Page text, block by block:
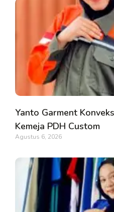
Yanto Garment
Kemeja PDH Custom
Agustus 6, 2026